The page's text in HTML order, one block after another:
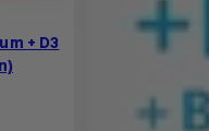
+ D3